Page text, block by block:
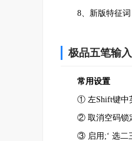
8、新版特征词：
极品五笔输
常用设置
① 左Shift键中英
② 取消空码锁定
③ 启用;‘ 选二三